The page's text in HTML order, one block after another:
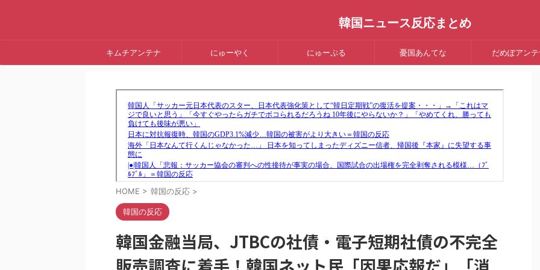
韓国ニュース反応まとめ
キムチアンテナ にゅーやく にゅーぷる 憂国あんてな だめぽアンテ
HOME > 韓国の反応 >
韓国の反応
韓国金融当局、JTBCの社債・電子短期社債の不完全